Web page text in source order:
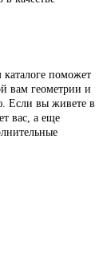
поможет
вам геометрии и
Если вы живете в
вас, а еще